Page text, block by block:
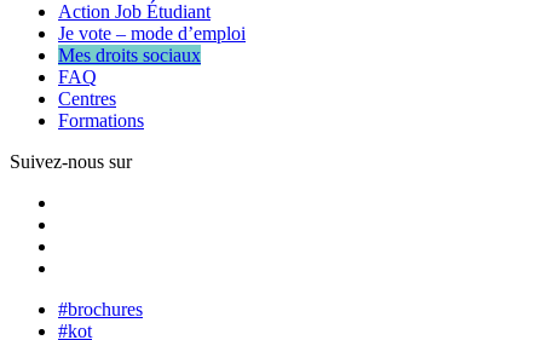
Action Job Étudiant
Je vote – mode d’emploi
Mes droits sociaux
FAQ
Centres
Formations
Suivez-nous sur
#brochures
#kot